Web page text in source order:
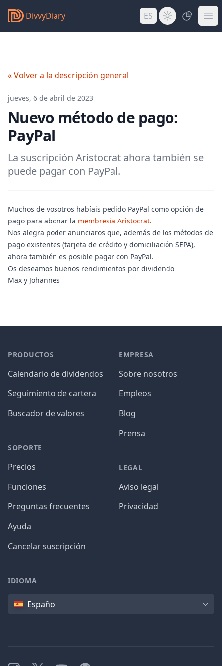
DivvyDiary ES
« Volver a la descripción general
jueves, 6 de abril de 2023
Nuevo método de pago:
PayPal
La suscripción Aristocrat ahora también se
puede pagar con PayPal.
Muchos de vosotros habíais pedido PayPal como opción de
pago para abonar la membresía Aristocrat.
Nos alegra poder anunciaros que, además de los métodos de
pago existentes (tarjeta de crédito y domiciliación SEPA),
ahora también es posible pagar con PayPal.
Os deseamos buenos rendimientos por dividendo
Max y Johannes
PRODUCTOS
Calendario de dividendos
Seguimiento de cartera
Buscador de valores
SOPORTE
Precios
Funciones
Preguntas frecuentes
Ayuda
Cancelar suscripción
EMPRESA
Sobre nosotros
Empleos
Blog
Prensa
LEGAL
Aviso legal
Privacidad
IDIOMA
IdiomaEspañol